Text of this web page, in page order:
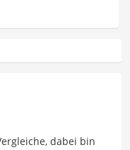
dabei bin